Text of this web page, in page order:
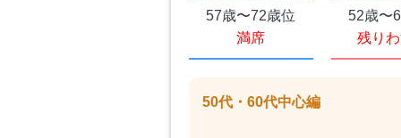
57歳〜72歳位
満席
52歳〜
残り
50代・60代中心編